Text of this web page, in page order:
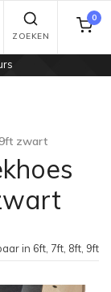
ZOEKEN
0
zwart
in 6ft, 7ft, 8ft, 9ft